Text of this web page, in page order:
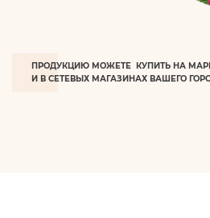
ПРОДУКЦИЮ МОЖЕТЕ КУПИТЬ НА
И В СЕТЕВЫХ МАГАЗИНАХ ВАШЕГО